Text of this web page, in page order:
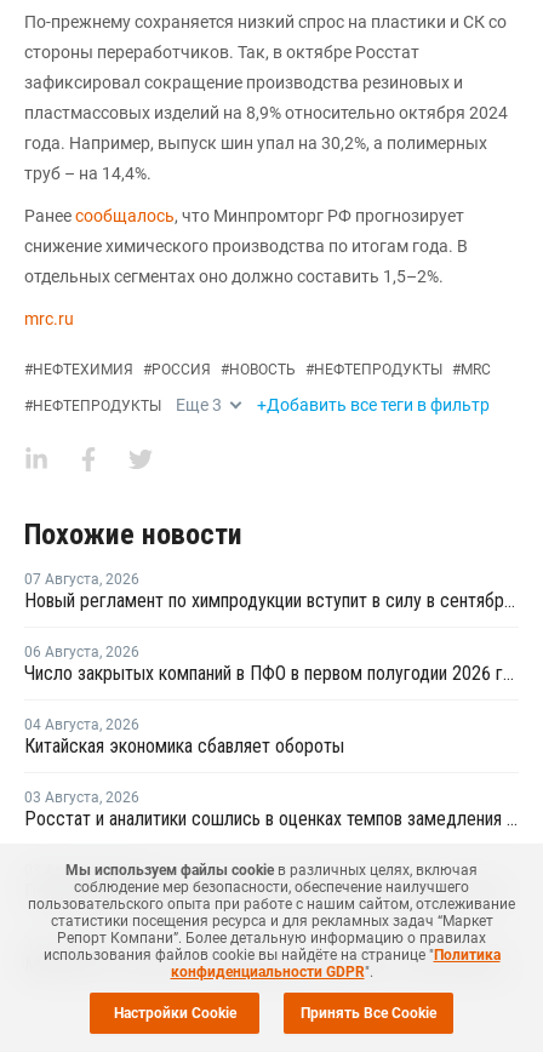
По-прежнему сохраняется низкий спрос на пластики и СК со
стороны переработчиков. Так, в октябре Росстат
зафиксировал сокращение производства резиновых и
пластмассовых изделий на 8,9% относительно октября 2024
года. Например, выпуск шин упал на 30,2%, а полимерных
труб – на 14,4%.
Ранеесообщалось, что Минпромторг РФ прогнозирует
снижение химического производства по итогам года. В
отдельных сегментах оно должно составить 1,5–2%.
mrc.ru
#НЕФТЕХИМИЯ #РОССИЯ #НОВОСТЬ #НЕФТЕПРОДУКТЫ #MRC
#НЕФТЕПРОДУКТЫ Еще3 +Добавить все теги в фильтр
Похожие новости
07 Августа, 2026
Новый регламент по химпродукции вступит в силу в сентябре 2027 года
06 Августа, 2026
Число закрытых компаний в ПФО в первом полугодии 2026 года вдвое превысило число новых
04 Августа, 2026
Китайская экономика сбавляет обороты
03 Августа, 2026
Росстат и аналитики сошлись в оценках темпов замедления экономики
03 Августа,2026
24 Июля,2026
Мы используем файлы cookieв различных целях, включая
соблюдение мер безопасности, обеспечение наилучшего
пользовательского опыта при работе с нашим сайтом, отслеживание
статистики посещения ресурса и для рекламных задач “Маркет
Репорт Компани”. Более детальную информацию о правилах
использования файлов cookie вы найдёте на странице "Политика
конфиденциальности GDPR".
Настройки Cookie Принять Все Cookie